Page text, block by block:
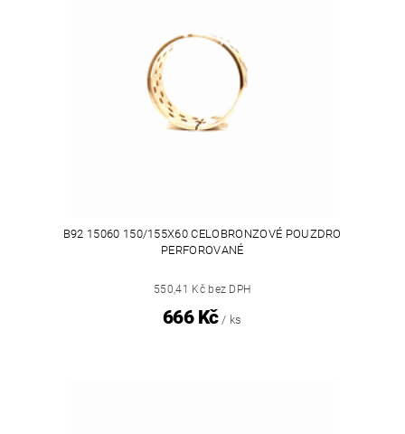
B92 15060 150/155X60 CELOBRONZOVÉ POUZDRO
PERFOROVANÉ
550,41 Kč bez DPH
666 Kč / ks